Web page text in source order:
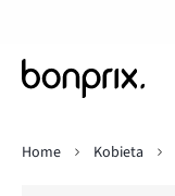
Home
Kobieta